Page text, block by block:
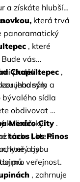
a získáte hlubší
která trvá
panoramatický
, které
Bude vás
podělí o
Chapultepec ,
jeho sály a
sídla
obdivovat
Mexico City .
Los Pinos
který byl
pro veřejnost.
kulinářský
tacos , které
a jsou
, zahrnuje